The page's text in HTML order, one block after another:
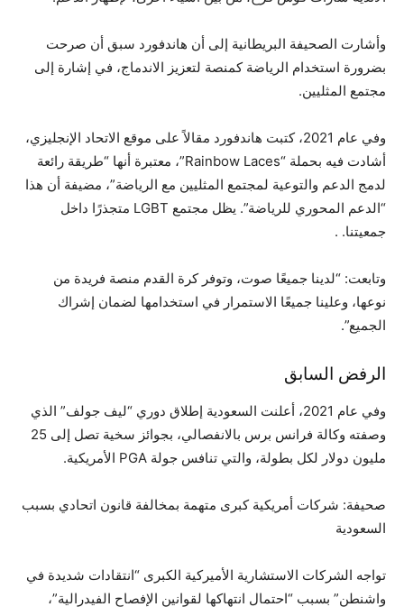
وأشارت الصحيفة البريطانية إلى أن هاندفورد سبق أن صرحت
بضرورة استخدام الرياضة كمنصة لتعزيز الاندماج، في إشارة إلى
مجتمع المثليين.
وفي عام 2021، كتبت هاندفورد مقالاً على موقع الاتحاد الإنجليزي،
أشادت فيه بحملة “Rainbow Laces”، معتبرة أنها “طريقة رائعة
لدمج الدعم والتوعية لمجتمع المثليين مع الرياضة”، مضيفة أن هذا
“الدعم المحوري للرياضة”. يظل مجتمع LGBT متجذرًا داخل
جمعيتنا. .
وتابعت: “لدينا جميعًا صوت، وتوفر كرة القدم منصة فريدة من
نوعها، وعلينا جميعًا الاستمرار في استخدامها لضمان إشراك
الجميع”.
الرفض السابق
وفي عام 2021، أعلنت السعودية إطلاق دوري “ليف جولف” الذي
وصفته وكالة فرانس برس بالانفصالي، بجوائز سخية تصل إلى 25
مليون دولار لكل بطولة، والتي تنافس جولة PGA الأمريكية.
صحيفة: شركات أمريكية كبرى متهمة بمخالفة قانون اتحادي بسبب
السعودية
تواجه الشركات الاستشارية الأميركية الكبرى “انتقادات شديدة في
واشنطن” بسبب “احتمال انتهاكها لقوانين الإفصاح الفيدرالية”،